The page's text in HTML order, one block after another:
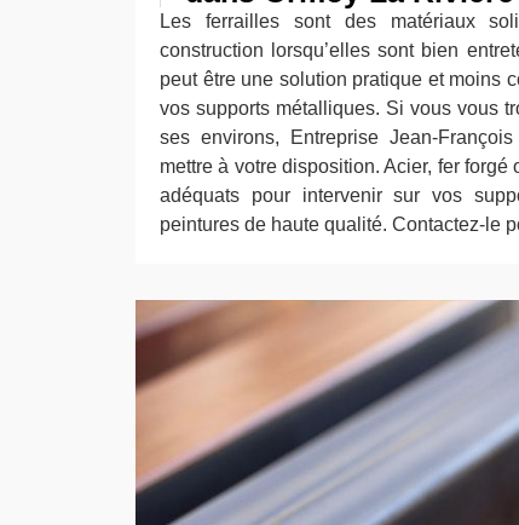
Les ferrailles sont des matériaux
construction lorsqu’elles sont bien
peut être une solution pratique et moins
vos supports métalliques. Si vous vous
ses environs, Entreprise Jean-
mettre à votre disposition. Acier, fer
adéquats pour intervenir sur vos
peintures de haute qualité. Contactez-le